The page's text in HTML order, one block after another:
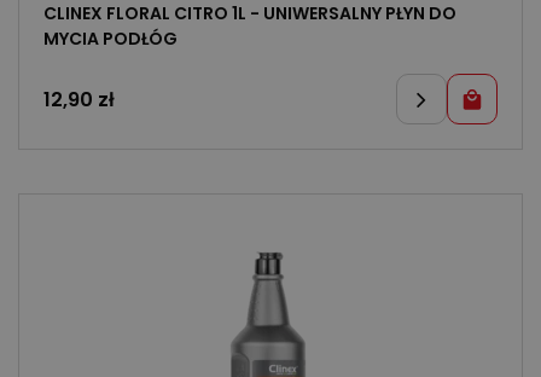
CLINEX FLORAL CITRO 1L - UNIWERSALNY PŁYN DO
MYCIA PODŁÓG
12,90 zł